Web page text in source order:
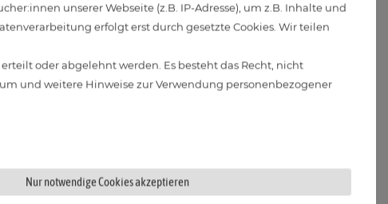
Leuchtmittels beträgt 4000K, es handelt sich also um ein
von 36° sehr schön als Akzentlicht eignet
Fassung:
unserer Webseite (z.B. IP-Adresse), um z.B. Inhalte und
erfolgt erst durch gesetzte Cookies. Wir teilen
oder abgelehnt werden. Es besteht das Recht, nicht
und weitere Hinweise zur Verwendung personenbezogener
Nur notwendige Cookies akzeptieren